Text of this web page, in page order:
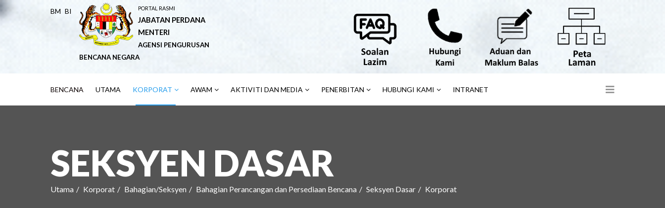
BM BI PORTAL RASMI
JABATAN PERDANA
MENTERI
AGENSI PENGURUSAN
BENCANA NEGARA
BENCANA UTAMA KORPORAT AWAM AKTIVITI DAN MEDIA PENERBITAN HUBUNGI KAMI INTRANET
SEKSYEN DASAR
Utama Korporat Bahagian/Seksyen Bahagian Perancangan dan Persediaan Bencana Seksyen Dasar Korporat